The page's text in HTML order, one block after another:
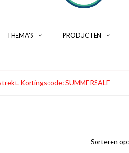
THEMA'S PRODUCTEN
Kortingscode: SUMMERSALE
Sorteren op: